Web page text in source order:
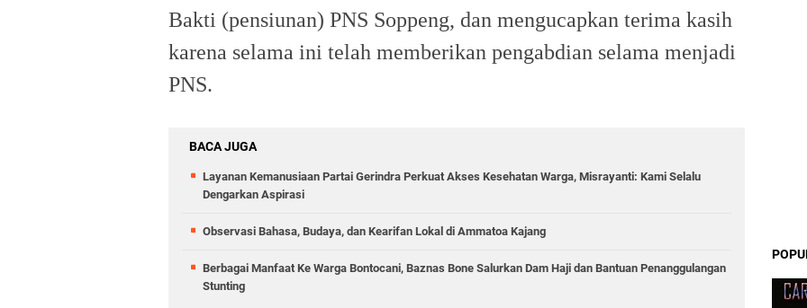
Bakti (pensiunan) PNS Soppeng, dan mengucapkan terima kasih
karena selama ini telah memberikan pengabdian selama menjadi
PNS.
BACA JUGA
Layanan Kemanusiaan Partai Gerindra Perkuat Akses Kesehatan Warga, Misrayanti: Kami Selalu
Dengarkan Aspirasi
Observasi Bahasa, Budaya, dan Kearifan Lokal di Ammatoa Kajang
Berbagai Manfaat Ke Warga Bontocani, Baznas Bone Salurkan Dam Haji dan Bantuan Penanggulangan
Stunting